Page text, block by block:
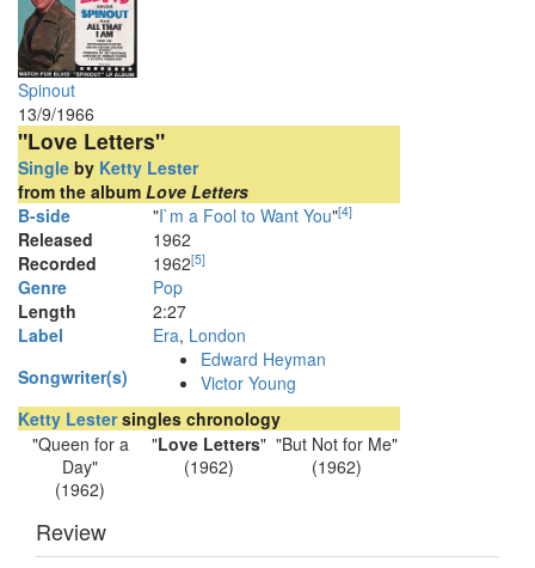
Spinout
13/9/1966
"Love Letters"
Single by Ketty Lester
from the album Love Letters
B-side
"I`m a Fool to Want You"[4]
Released
1962
Recorded
1962[5]
Genre
Pop
Length
2:27
Label
Era, London
Songwriter(s)
Edward Heyman
Victor Young
Ketty Lestersingles chronology
"Queen for a
Day"
(1962)
"Love Letters"
(1962)
"But Not for Me"
(1962)
Review